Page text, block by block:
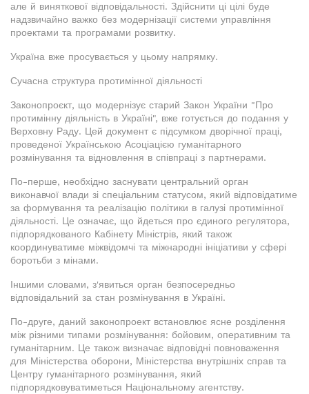
але й виняткової відповідальності. Здійснити ці цілі буде
надзвичайно важко без модернізації системи управління
проектами та програмами розвитку.
Україна вже просувається у цьому напрямку.
Сучасна структура протимінної діяльності
Законопроєкт, що модернізує старий Закон України "Про
протимінну діяльність в Україні", вже готується до подання у
Верховну Раду. Цей документ є підсумком дворічної праці,
проведеної Українською Асоціацією гуманітарного
розмінування та відновлення в співпраці з партнерами.
По-перше, необхідно заснувати центральний орган
виконавчої влади зі спеціальним статусом, який відповідатиме
за формування та реалізацію політики в галузі протимінної
діяльності. Це означає, що йдеться про єдиного регулятора,
підпорядкованого Кабінету Міністрів, який також
координуватиме міжвідомчі та міжнародні ініціативи у сфері
боротьби з мінами.
Іншими словами, з'явиться орган безпосередньо
відповідальний за стан розмінування в Україні.
По-друге, даний законопроект встановлює ясне розділення
між різними типами розмінування: бойовим, оперативним та
гуманітарним. Це також визначає відповідні повноваження
для Міністерства оборони, Міністерства внутрішніх справ та
Центру гуманітарного розмінування, який
підпорядковуватиметься Національному агентству.